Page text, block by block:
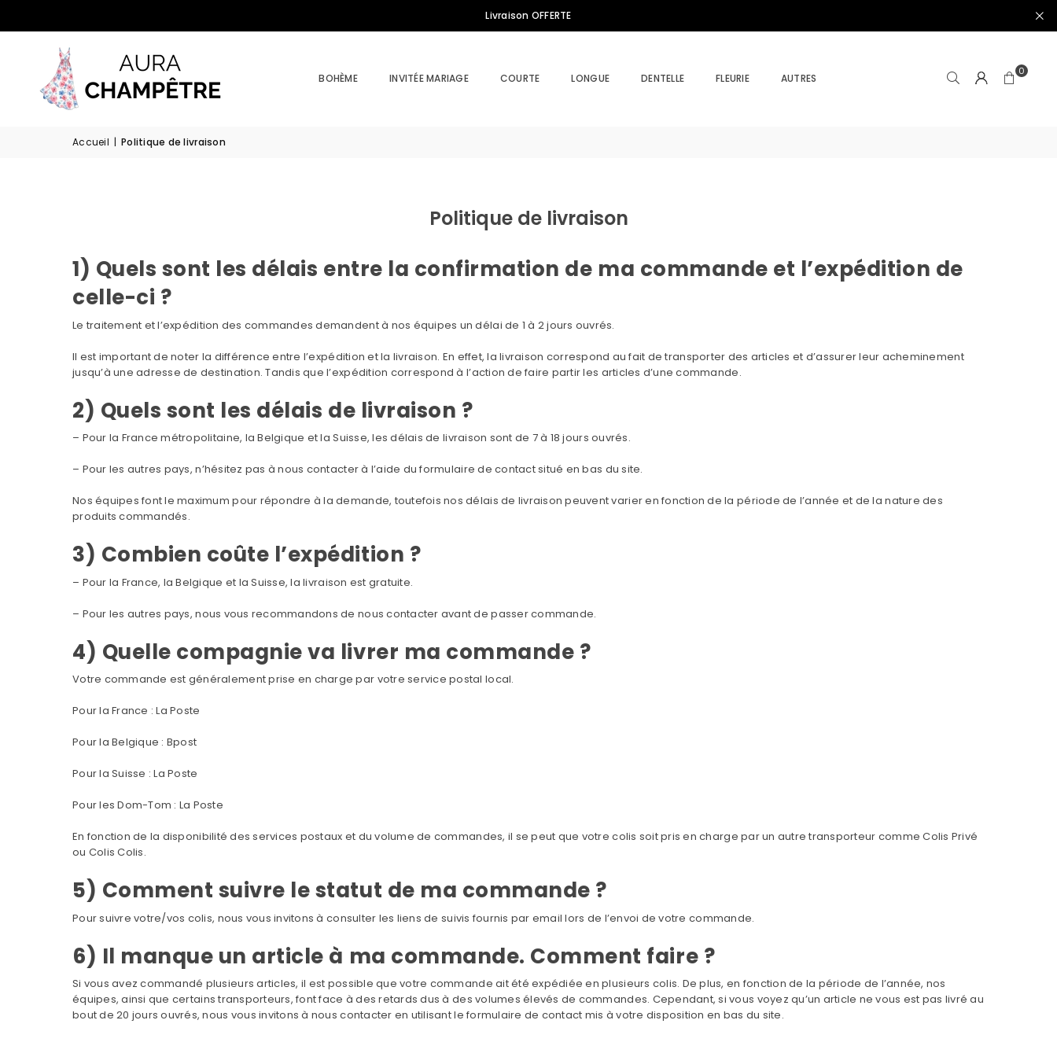
Livraison OFFERTE
BOHÈME INVITÉE MARIAGE COURTE LONGUE DENTELLE FLEURIE AUTRES
0
Accueil | Politique de livraison
Politique de livraison
1) Quels sont les délais entre la confirmation de ma commande et l’expédition de
celle-ci ?
Le traitement et l’expédition des commandes demandent à nos équipes un délai de 1 à 2 jours ouvrés.
Il est important de noter la différence entre l’expédition et la livraison. En effet, la livraison correspond au fait de transporter des articles et d’assurer leur acheminement
jusqu’à une adresse de destination. Tandis que l’expédition correspond à l’action de faire partir les articles d’une commande.
2) Quels sont les délais de livraison ?
– Pour la France métropolitaine, la Belgique et la Suisse, les délais de livraison sont de 7 à 18 jours ouvrés.
– Pour les autres pays, n’hésitez pas à nous contacter à l’aide du formulaire de contact situé en bas du site.
Nos équipes font le maximum pour répondre à la demande, toutefois nos délais de livraison peuvent varier en fonction de la période de l’année et de la nature des
produits commandés.
3) Combien coûte l’expédition ?
– Pour la France, la Belgique et la Suisse, la livraison est gratuite.
– Pour les autres pays, nous vous recommandons de nous contacter avant de passer commande.
4) Quelle compagnie va livrer ma commande ?
Votre commande est généralement prise en charge par votre service postal local.
Pour la France : La Poste
Pour la Belgique : Bpost
Pour la Suisse : La Poste
Pour les Dom-Tom : La Poste
En fonction de la disponibilité des services postaux et du volume de commandes, il se peut que votre colis soit pris en charge par un autre transporteur comme Colis Privé
ou Colis Colis.
5) Comment suivre le statut de ma commande ?
Pour suivre votre/vos colis, nous vous invitons à consulter les liens de suivis fournis par email lors de l’envoi de votre commande.
6) Il manque un article à ma commande. Comment faire ?
Si vous avez commandé plusieurs articles, il est possible que votre commande ait été expédiée en plusieurs colis. De plus, en fonction de la période de l’année, nos
équipes, ainsi que certains transporteurs, font face à des retards dus à des volumes élevés de commandes. Cependant, si vous voyez qu’un article ne vous est pas livré au
bout de 20 jours ouvrés, nous vous invitons à nous contacter en utilisant le formulaire de contact mis à votre disposition en bas du site.